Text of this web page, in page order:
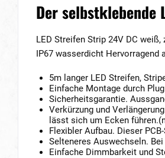
Der selbstklebende
LED Streifen Strip 24V DC
IP67 wasserdicht Hervorragend
5m langer LED Streifen,
Einfache Montage durch
Sicherheitsgarantie.
Verkürzung und
lässt sich um Ecken
Flexibler Aufbau. Dieser
Selteneres Auswechseln.
Einfache Dimmbarkeit und